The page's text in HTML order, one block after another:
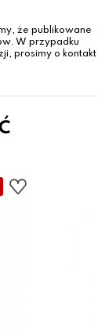
że publikowane
W przypadku
prosimy o kontakt